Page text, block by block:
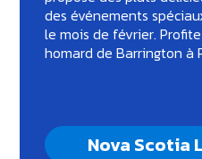
des événements
le mois de février.
homard de Barrington à
Nova Scotia